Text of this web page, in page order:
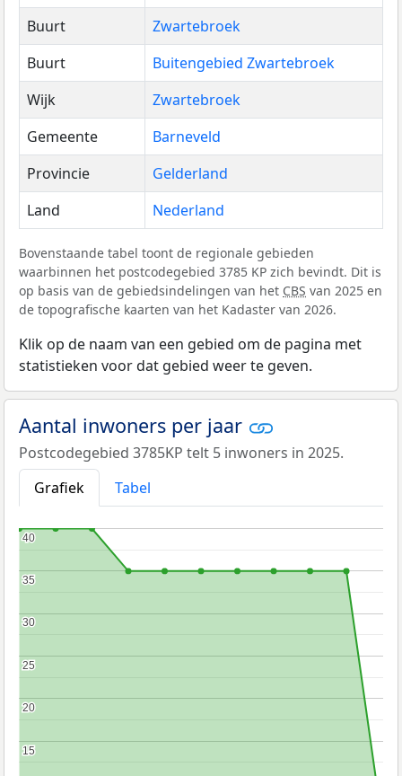
Buurt
Zwartebroek
Buurt
Buitengebied Zwartebroek
Wijk
Zwartebroek
Gemeente
Barneveld
Provincie
Gelderland
Land
Nederland
Bovenstaande tabel toont de regionale gebieden
waarbinnen het postcodegebied 3785 KP zich bevindt. Dit is
op basis van de gebiedsindelingen van het CBS van 2025 en
de topografische kaarten van het Kadaster van 2026.
Klik op de naam van een gebied om de pagina met
statistieken voor dat gebied weer te geven.
Aantal inwoners per jaar
Postcodegebied 3785KP telt 5 inwoners in 2025.
Grafiek
Tabel
15
15
20
20
25
25
30
30
35
35
40
40